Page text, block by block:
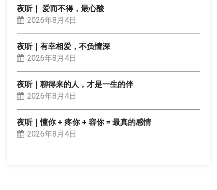
夜听｜ 爱而不得，最心酸
2026年8月4日
夜听｜有幸相爱，不负情深
2026年8月4日
夜听｜聊得来的人，才是一生的伴
2026年8月4日
夜听｜懂你 + 疼你 + 容你 = 最真的感情
2026年8月4日